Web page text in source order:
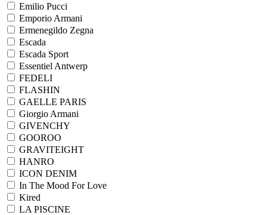
Emilio Pucci
Emporio Armani
Ermenegildo Zegna
Escada
Escada Sport
Essentiel Antwerp
FEDELI
FLASHIN
GAELLE PARIS
Giorgio Armani
GIVENCHY
GOOROO
GRAVITEIGHT
HANRO
ICON DENIM
In The Mood For Love
Kired
LA PISCINE